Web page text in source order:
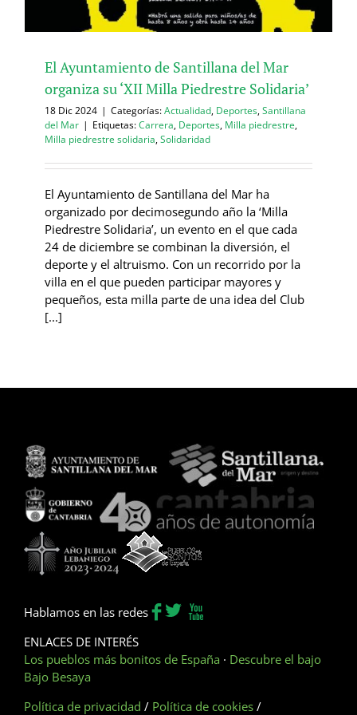
El Ayuntamiento de Santillana del Mar
organiza su ‘XII Milla Piedrestre Solidaria’
18 Dic 2024 | Categorías:Actualidad, Deportes,Santillana
del Mar | Etiquetas:Carrera, Deportes, Milla piedrestre,
Milla piedrestre solidaria,Solidaridad
El Ayuntamiento de Santillana del Mar ha
organizado por decimosegundo año la ‘Milla
Piedrestre Solidaria’, un evento en el que cada
24 de diciembre se combinan la diversión, el
deporte y el altruismo. Con un recorrido por la
villa en el que pueden participar mayores y
pequeños, esta milla parte de una idea del Club
[...]
Hablamos en las redes
ENLACES DE INTERÉS
Los pueblos más bonitos de España · Descubre el bajo
Bajo Besaya
Política de privacidad / Política de cookies /